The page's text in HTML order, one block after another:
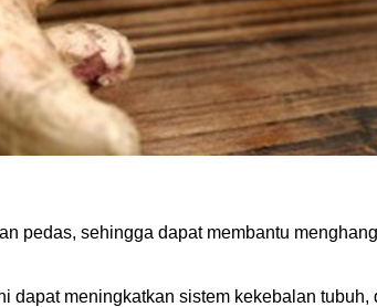
pedas, sehingga dapat membantu
dapat meningkatkan sistem kekebalan tubuh,